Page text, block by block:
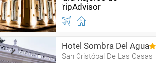
Hotel Sombra Del Agua
San Cristóbal De Las Casas